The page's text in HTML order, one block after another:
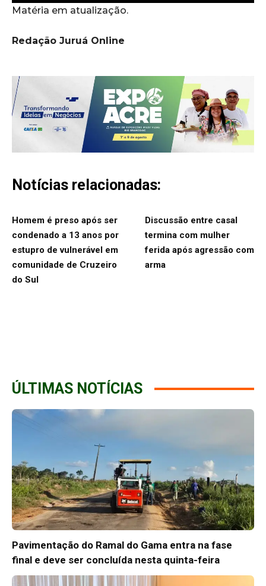
Matéria em atualização.
Redação Juruá Online
Notícias relacionadas:
Homem é preso após ser
condenado a 13 anos por
estupro de vulnerável em
comunidade de Cruzeiro
do Sul
Discussão entre casal
termina com mulher
ferida após agressão com
arma
ÚLTIMAS NOTÍCIAS
Pavimentação do Ramal do Gama entra na fase
final e deve ser concluída nesta quinta-feira